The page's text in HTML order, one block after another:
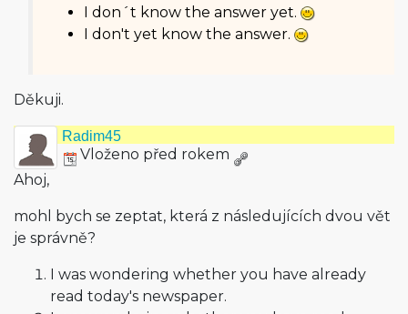
I don´t know the answer yet.
I don't yet know the answer.
Děkuji.
Radim45
Vloženo před rokem
Ahoj,
mohl bych se zeptat, která z následujících dvou vět
je správně?
I was wondering whether you have already
read today's newspaper.